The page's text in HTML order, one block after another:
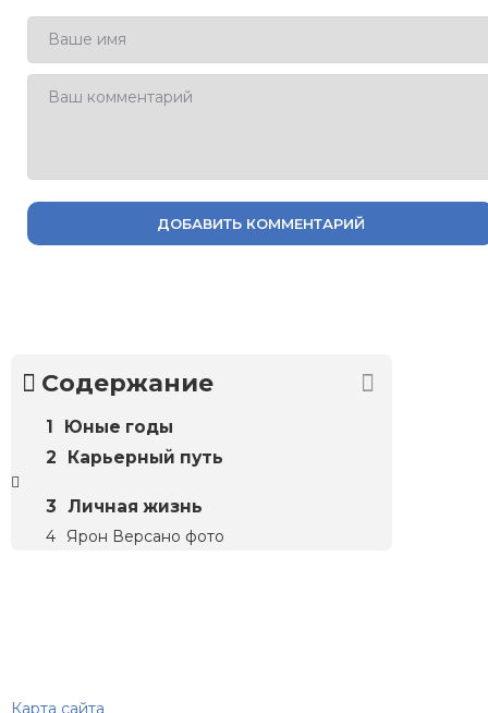
ДОБАВИТЬ КОММЕНТАРИЙ
Содержание
Юные годы
Карьерный путь
Личная жизнь
Ярон Версано фото
Карта сайта